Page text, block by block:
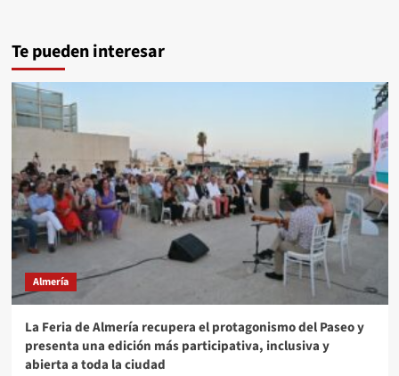
Te pueden interesar
Almería
La Feria de Almería recupera el protagonismo del Paseo y
presenta una edición más participativa, inclusiva y
abierta a toda la ciudad